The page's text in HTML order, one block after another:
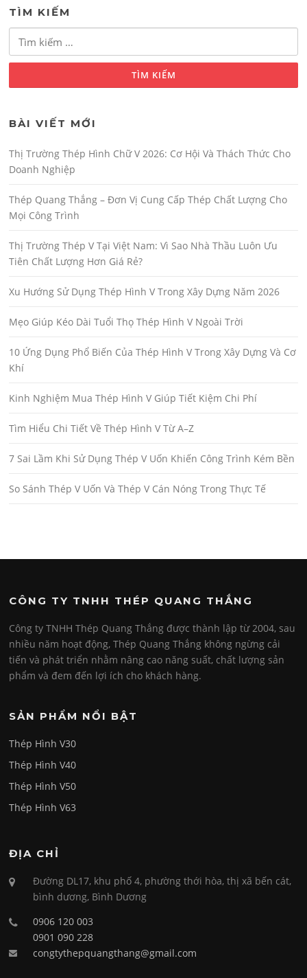
TÌM KIẾM
kiếm
cho:
BÀI VIẾT MỚI
Thị Trường Thép Hình Chữ V 2026: Cơ Hội Và Thách Thức Cho
Doanh Nghiệp
Thép Quang Thắng – Đơn Vị Cung Cấp Thép Chất Lượng Cho
Mọi Công Trình
Thị Trường Thép V Tại Việt Nam: Vì Sao Nhà Thầu Luôn Ưu
Tiên Chất Lượng Hơn Giá Rẻ?
Xu Hướng Sử Dụng Thép Hình V Trong Xây Dựng Năm 2026
Mẹo Giúp Kéo Dài Tuổi Thọ Thép Hình V Ngoài Trời
10 Ứng Dụng Phổ Biến Của Thép Hình V Trong Xây Dựng Và Cơ
Khí
Kinh Nghiệm Mua Thép Hình V Giúp Tiết Kiệm Chi Phí
Tìm Hiểu Chi Tiết Về Thép Hình V Từ A–Z
7 Sai Lầm Khi Sử Dụng Thép V Uốn Khiến Công Trình Kém Bền
So Sánh Thép V Uốn Và Thép V Cán Nóng Trong Thực Tế
CÔNG TY TNHH THÉP QUANG THẮNG
Công ty TNHH Thép Quang Thắng được thành lập từ 2004, sau
nhiều năm hoạt động, Thép Quang Thắng không ngừng cải
tiến và phát triển nhằm nâng cao năng suất, chất lượng sản
phẩm và đem đến lợi ích cho khách hàng.
SẢN PHẨM NỔI BẬT
Thép Hình V30
Thép Hình V40
Thép Hình V50
Thép Hình V63
ĐỊA CHỈ
Đường DL17, khu phố 4, phường thới hòa, thị xã bến cát,
bình dương, Bình Dương
0906 120 003
0901 090 228
congtythepquangthang@gmail.com